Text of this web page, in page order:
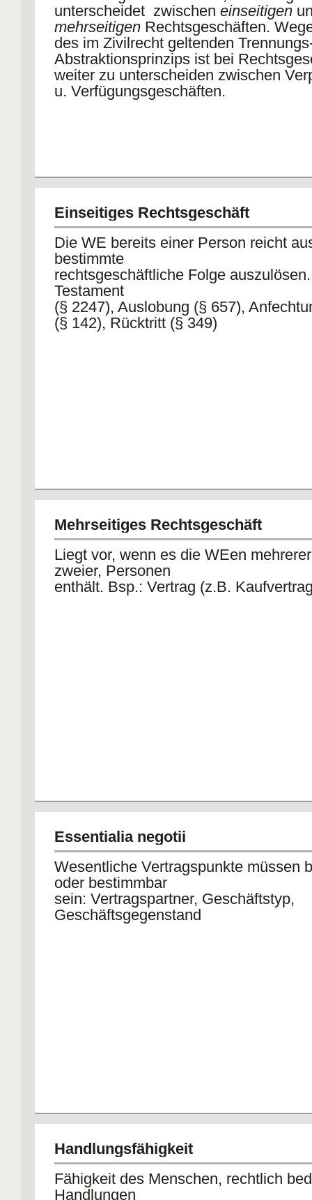
unterscheidet zwischen einseitigen
mehrseitigen Rechtsgeschäften.
des im Zivilrecht geltenden
Abstraktionsprinzips ist bei
weiter zu unterscheiden zwischen
u. Verfügungsgeschäften.
Einseitiges Rechtsgeschäft
Die WE bereits einer Person reicht
bestimmte
rechtsgeschäftliche Folge
Testament
(§ 2247), Auslobung (§ 657),
(§ 142), Rücktritt (§ 349)
Mehrseitiges Rechtsgeschäft
Liegt vor, wenn es die WEen
zweier, Personen
enthält. Bsp.: Vertrag (z.B.
Essentialia negotii
Wesentliche Vertragspunkte müssen
oder bestimmbar
sein: Vertragspartner, Geschäftstyp,
Geschäftsgegenstand
Handlungsfähigkeit
Fähigkeit des Menschen, rechtlich
Handlungen